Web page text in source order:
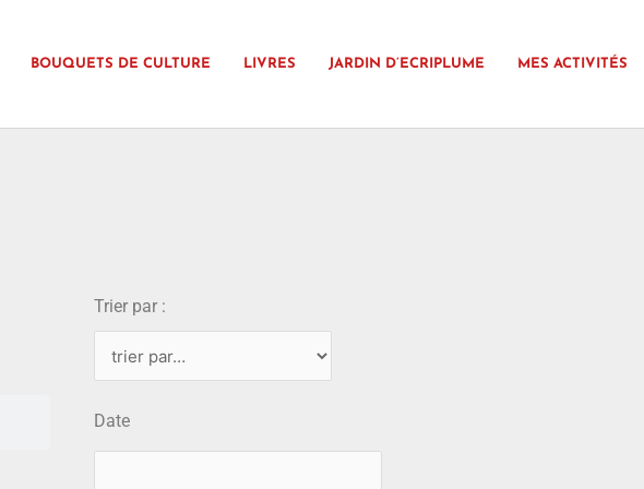
BOUQUETS DE CULTURE LIVRES JARDIN D’ECRIPLUME MES ACTIVITÉS
Trier par :
Date